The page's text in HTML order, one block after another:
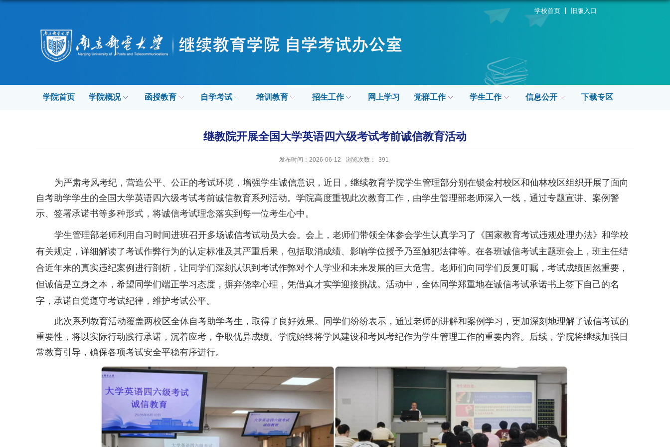
学校首页 旧版入口
学院首页 学院概况 函授教育 自学考试 培训教育 招生工作 网上学习 党群工作 学生工作 信息公开 下载专区
继教院开展全国大学英语四六级考试考前诚信教育活动
发布时间：2026-06-12 浏览次数： 391
为严肃考风考纪，营造公平、公正的考试环境，增强学生诚信意识，近日，继续教育学院学生管理部分别在锁金村校区和仙林校区组织开展了面向
自考助学学生的全国大学英语四六级考试考前诚信教育系列活动。学院高度重视此次教育工作，由学生管理部老师深入一线，通过专题宣讲、案例警
示、签署承诺书等多种形式，将诚信考试理念落实到每一位考生心中。
学生管理部老师利用自习时间进班召开多场诚信考试动员大会。会上，老师们带领全体参会学生认真学习了《国家教育考试违规处理办法》和学校
有关规定，详细解读了考试作弊行为的认定标准及其严重后果，包括取消成绩、影响学位授予乃至触犯法律等。在各班诚信考试主题班会上，班主任结
合近年来的真实违纪案例进行剖析，让同学们深刻认识到考试作弊对个人学业和未来发展的巨大危害。老师们向同学们反复叮嘱，考试成绩固然重要，
但诚信是立身之本，希望同学们端正学习态度，摒弃侥幸心理，凭借真才实学迎接挑战。活动中，全体同学郑重地在诚信考试承诺书上签下自己的名
字，承诺自觉遵守考试纪律，维护考试公平。
此次系列教育活动覆盖两校区全体自考助学考生，取得了良好效果。同学们纷纷表示，通过老师的讲解和案例学习，更加深刻地理解了诚信考试的
重要性，将以实际行动践行承诺，沉着应考，争取优异成绩。学院始终将学风建设和考风考纪作为学生管理工作的重要内容。后续，学院将继续加强日
常教育引导，确保各项考试安全平稳有序进行。